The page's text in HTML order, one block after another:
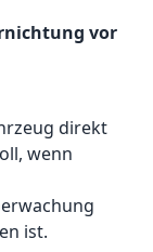
vor
direkt
wenn
ist.